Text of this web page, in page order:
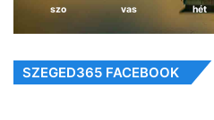
szo vas hét
SZEGED365 FACEBOOK